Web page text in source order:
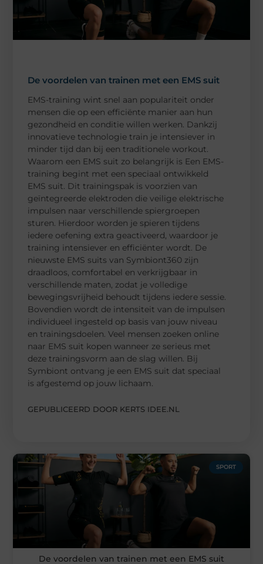
De voordelen van trainen met een EMS suit
EMS-training wint snel aan populariteit onder
mensen die op een efficiënte manier aan hun
gezondheid en conditie willen werken. Dankzij
innovatieve technologie train je intensiever in
minder tijd dan bij een traditionele workout.
Waarom een EMS suit zo belangrijk is Een EMS-
training begint met een speciaal ontwikkeld
EMS suit. Dit trainingspak is voorzien van
geïntegreerde elektroden die veilige elektrische
impulsen naar verschillende spiergroepen
sturen. Hierdoor worden je spieren tijdens
iedere oefening extra geactiveerd, waardoor je
training intensiever en efficiënter wordt. De
nieuwste EMS suits van Symbiont360 zijn
draadloos, comfortabel en verkrijgbaar in
verschillende maten, zodat je volledige
bewegingsvrijheid behoudt tijdens iedere sessie.
Bovendien wordt de intensiteit van de impulsen
individueel ingesteld op basis van jouw niveau
en trainingsdoelen. Veel mensen zoeken online
naar EMS suit kopen wanneer ze serieus met
deze trainingsvorm aan de slag willen. Bij
Symbiont ontvang je een EMS suit dat speciaal
is afgestemd op jouw lichaam.
GEPUBLICEERD DOOR KERTS IDEE.NL
SPORT
De voordelen van trainen met een EMS suit